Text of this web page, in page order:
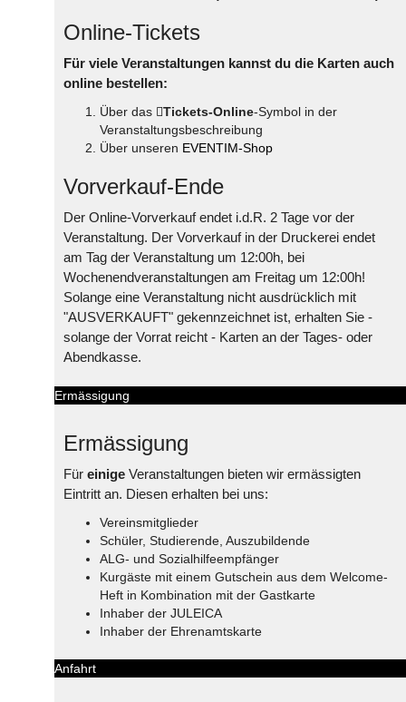
Online-Tickets
Für viele Veranstaltungen kannst du die Karten auch
online bestellen:
Über das Tickets-Online-Symbol in der
Veranstaltungsbeschreibung
Über unseren EVENTIM-Shop
Vorverkauf-Ende
Der Online-Vorverkauf endet i.d.R. 2 Tage vor der
Veranstaltung. Der Vorverkauf in der Druckerei endet
am Tag der Veranstaltung um 12:00h, bei
Wochenendveranstaltungen am Freitag um 12:00h!
Solange eine Veranstaltung nicht ausdrücklich mit
"AUSVERKAUFT" gekennzeichnet ist, erhalten Sie -
solange der Vorrat reicht - Karten an der Tages- oder
Abendkasse.
Ermässigung
Ermässigung
Für einige Veranstaltungen bieten wir ermässigten
Eintritt an. Diesen erhalten bei uns:
Vereinsmitglieder
Schüler, Studierende, Auszubildende
ALG- und Sozialhilfeempfänger
Kurgäste mit einem Gutschein aus dem Welcome-
Heft in Kombination mit der Gastkarte
Inhaber der JULEICA
Inhaber der Ehrenamtskarte
Anfahrt